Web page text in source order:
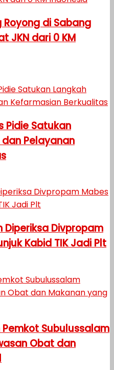
di Sabang
JKN dari 0 KM
Pidie Satukan
dan Pelayanan
Divpropam
Kabid TIK Jadi Plt
Pemkot Subulussalam
Obat dan